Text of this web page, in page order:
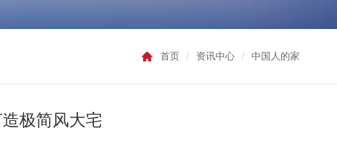
首页 / 资讯中心 / 中国人的家
极简风大宅